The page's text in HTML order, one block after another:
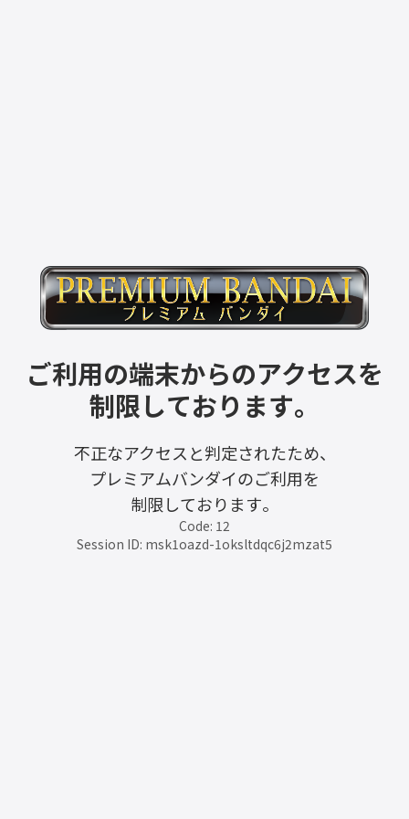
ご利用の端末からのアクセスを
制限しております。
不正なアクセスと判定されたため、
プレミアムバンダイのご利用を
制限しております。
Code: 12
Session ID: msk1oazd-1oksltdqc6j2mzat5